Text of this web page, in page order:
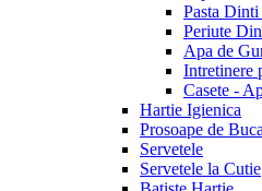
Pasta
Periute
Apa de
Intretinere
Casete -
Hartie Igienica
Prosoape de
Servetele
Servetele la Cutie